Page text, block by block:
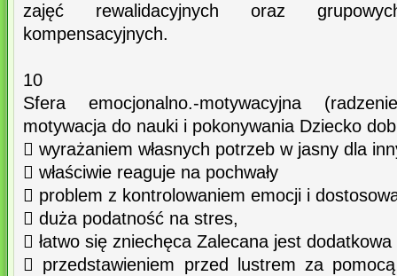
zajęć rewalidacyjnych oraz
kompensacyjnych.
10
Sfera emocjonalno.-motywacyjna
motywacja do nauki i pokonywania Dziecko
 wyrażaniem własnych potrzeb w jasny dla
 właściwie reaguje na pochwały
 problem z kontrolowaniem emocji i
 duża podatność na stres,
 łatwo się zniechęca Zalecana jest
 przedstawieniem przed lustrem za